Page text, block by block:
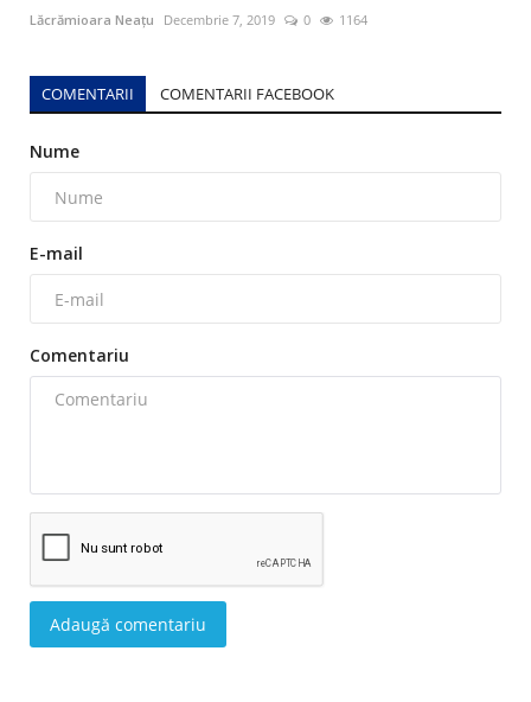
Lăcrămioara Neațu Decembrie 7, 2019 0 1164
COMENTARII COMENTARII FACEBOOK
Nume
E-mail
Comentariu
Adaugă comentariu